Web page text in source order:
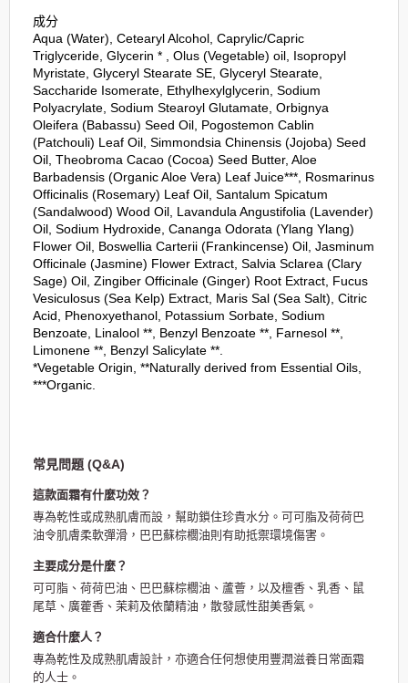
成分
Aqua (Water), Cetearyl Alcohol, Caprylic/Capric
Triglyceride, Glycerin * , Olus (Vegetable) oil, Isopropyl
Myristate, Glyceryl Stearate SE, Glyceryl Stearate,
Saccharide Isomerate, Ethylhexylglycerin, Sodium
Polyacrylate, Sodium Stearoyl Glutamate, Orbignya
Oleifera (Babassu) Seed Oil, Pogostemon Cablin
(Patchouli) Leaf Oil, Simmondsia Chinensis (Jojoba) Seed
Oil, Theobroma Cacao (Cocoa) Seed Butter, Aloe
Barbadensis (Organic Aloe Vera) Leaf Juice***, Rosmarinus
Officinalis (Rosemary) Leaf Oil, Santalum Spicatum
(Sandalwood) Wood Oil, Lavandula Angustifolia (Lavender)
Oil, Sodium Hydroxide, Cananga Odorata (Ylang Ylang)
Flower Oil, Boswellia Carterii (Frankincense) Oil, Jasminum
Officinale (Jasmine) Flower Extract, Salvia Sclarea (Clary
Sage) Oil, Zingiber Officinale (Ginger) Root Extract, Fucus
Vesiculosus (Sea Kelp) Extract, Maris Sal (Sea Salt), Citric
Acid, Phenoxyethanol, Potassium Sorbate, Sodium
Benzoate, Linalool **, Benzyl Benzoate **, Farnesol **,
Limonene **, Benzyl Salicylate **.
*Vegetable Origin, **Naturally derived from Essential Oils,
***Organic.
常見問題 (Q&A)
這款面霜有什麼功效？
專為乾性或成熟肌膚而設，幫助鎖住珍貴水分。可可脂及荷荷巴
油令肌膚柔軟彈滑，巴巴蘇棕櫚油則有助抵禦環境傷害。
主要成分是什麼？
可可脂、荷荷巴油、巴巴蘇棕櫚油、蘆薈，以及檀香、乳香、鼠
尾草、廣藿香、茉莉及依蘭精油，散發感性甜美香氣。
適合什麼人？
專為乾性及成熟肌膚設計，亦適合任何想使用豐潤滋養日常面霜
的人士。